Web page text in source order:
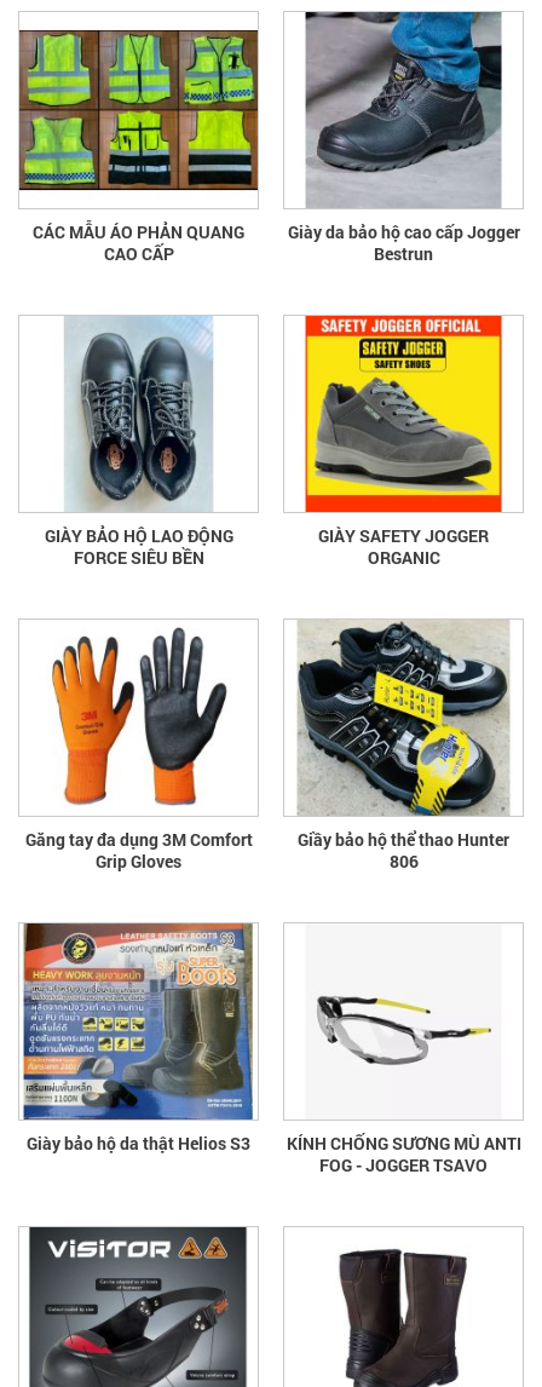
CÁC MẪU ÁO PHẢN QUANG
CAO CẤP
Giày da bảo hộ cao cấp Jogger
Bestrun
GIÀY BẢO HỘ LAO ĐỘNG
FORCE SIÊU BỀN
GIÀY SAFETY JOGGER
ORGANIC
Găng tay đa dụng 3M Comfort
Grip Gloves
Giầy bảo hộ thể thao Hunter
806
Giày bảo hộ da thật Helios S3
KÍNH CHỐNG SƯƠNG MÙ ANTI
FOG - JOGGER TSAVO